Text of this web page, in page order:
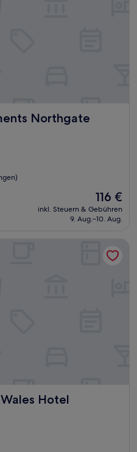
Northgate
Airport
Der
Preis
beträgt
116 €
inkl. Steuern & Gebühren
9. Aug.–10. Aug.
Hotel
Hotel